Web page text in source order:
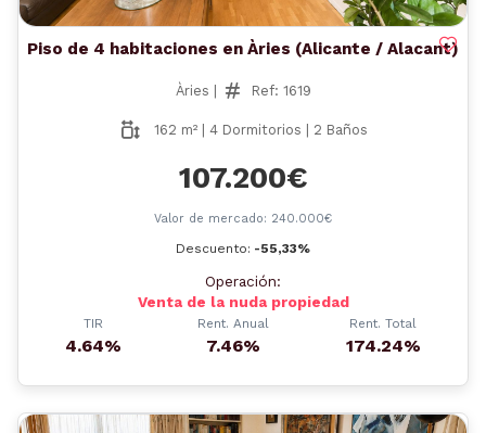
Piso de 4 habitaciones en Àries (Alicante / Alacant)
Àries | Ref: 1619
162 m² | 4 Dormitorios | 2 Baños
107.200€
Valor de mercado: 240.000€
Descuento: -55,33%
Operación:
Venta de la nuda propiedad
TIR
4.64%
Rent. Anual
7.46%
Rent. Total
174.24%